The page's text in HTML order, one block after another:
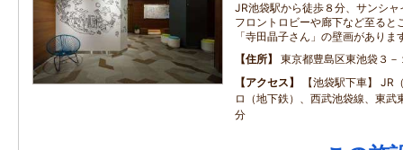
JR池袋駅から徒歩８分、サンシ
フロントロビーや廊下など至ると
「寺田晶子さん」の壁画がありま
住所
東京都豊島区東池袋３－
アクセス
【池袋駅下車】 JR
ロ（地下鉄）、西武池袋線、東武
分